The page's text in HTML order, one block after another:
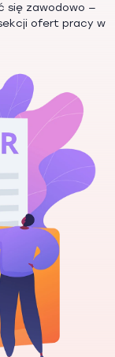
się zawodowo —
ofert pracy w